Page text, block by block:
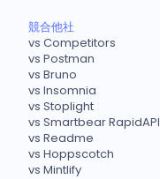
競合他社
vs Competitors
vs Postman
vs Bruno
vs Insomnia
vs Stoplight
vs Smartbear RapidAPI
vs Readme
vs Hoppscotch
vs Mintlify